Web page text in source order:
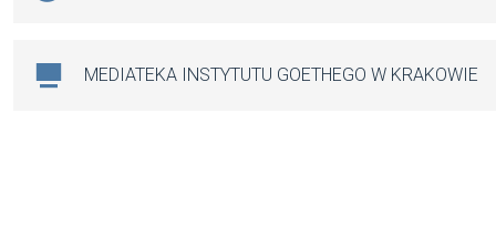
MEDIATEKA INSTYTUTU GOETHEGO W KRAKOWIE